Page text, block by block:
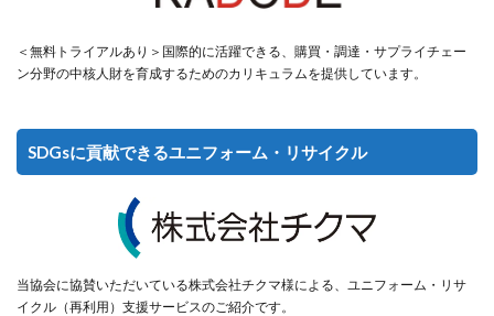
＜無料トライアルあり＞国際的に活躍できる、購買・調達・サプライチェー
ン分野の中核人財を育成するためのカリキュラムを提供しています。
SDGsに貢献できるユニフォーム・リサイクル
当協会に協賛いただいている株式会社チクマ様による、ユニフォーム・リサ
イクル（再利用）支援サービスのご紹介です。